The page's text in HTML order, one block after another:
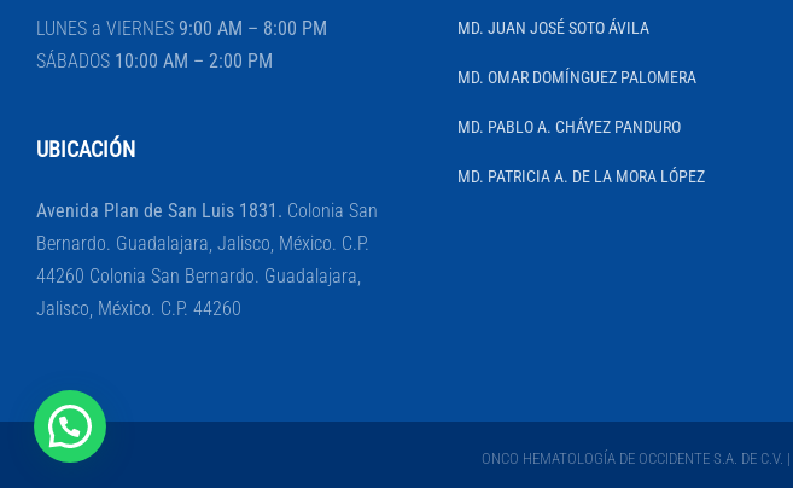
LUNES a VIERNES 9:00 AM – 8:00 PM
SÁBADOS 10:00 AM – 2:00 PM
UBICACIÓN
Avenida Plan de San Luis 1831. Colonia San
Bernardo. Guadalajara, Jalisco, México. C.P.
44260 Colonia San Bernardo. Guadalajara,
Jalisco, México. C.P. 44260
MD. JUAN JOSÉ SOTO ÁVILA
MD. OMAR DOMÍNGUEZ PALOMERA
MD. PABLO A. CHÁVEZ PANDURO
MD. PATRICIA A. DE LA MORA LÓPEZ
ONCO HEMATOLOGÍA DE OCCIDENTE S.A. DE C.V. |